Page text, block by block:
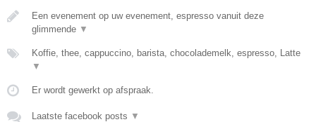
Een evenement op uw evenement, espresso vanuit deze
glimmende ▼
Koffie, thee, cappuccino, barista, chocolademelk, espresso, Latte
▼
Er wordt gewerkt op afspraak.
Laatste facebook posts ▼